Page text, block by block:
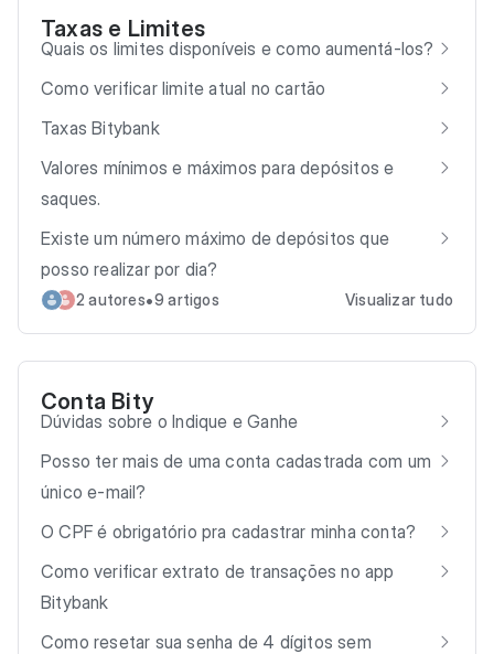
Taxas e Limites
Quais os limites disponíveis e como aumentá-los?
Como verificar limite atual no cartão
Taxas Bitybank
Valores mínimos e máximos para depósitos e
saques.
Existe um número máximo de depósitos que
posso realizar por dia?
2 autores•9 artigos Visualizar tudo
Conta Bity
Dúvidas sobre o Indique e Ganhe
Posso ter mais de uma conta cadastrada com um
único e-mail?
O CPF é obrigatório pra cadastrar minha conta?
Como verificar extrato de transações no app
Bitybank
Como resetar sua senha de 4 dígitos sem